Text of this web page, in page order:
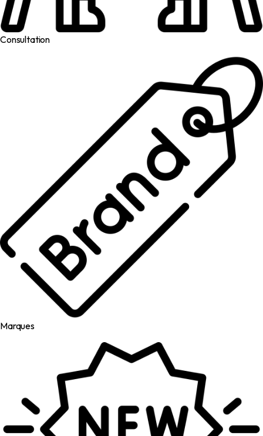
Consultation
Marques